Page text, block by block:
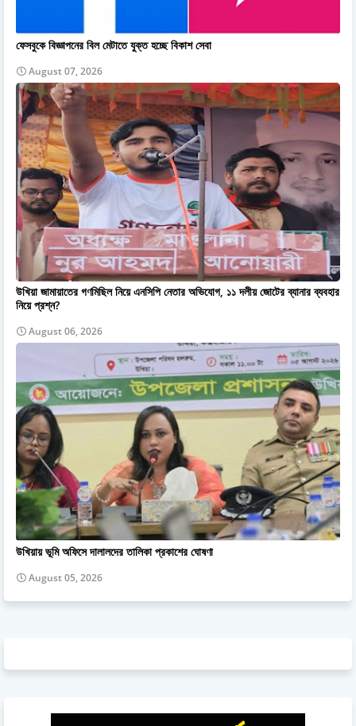
ফেসবুকে বিজ্ঞাপনের বিল মেটাতে যুক্ত হচ্ছে বিকাশ সেবা
August 07, 2026
উখিয়া জামায়াতের গণমিছিল নিয়ে এনসিপি নেতার অভিযোগ, ১১ দলীয় জোটের ব্যানার ব্যবহার
নিয়ে প্রশ্ন?
August 06, 2026
উখিয়ায় ভূমি অফিসে দালালদের তালিকা প্রকাশের ঘোষণা
August 05, 2026